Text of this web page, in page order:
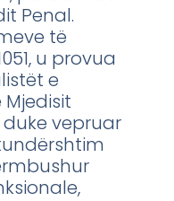
Penal.
të
u provua
e
duke vepruar